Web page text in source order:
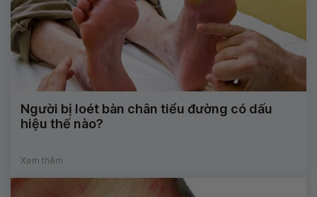
Người bị loét bàn chân tiểu đường có dấu
hiệu thế nào?
Xem thêm